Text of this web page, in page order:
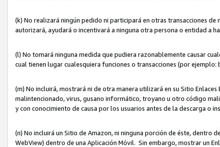
(k) No realizará ningún pedido ni participará en otras transacciones
autorizará, ayudará o incentivará a ninguna otra persona o entidad a
(l) No tomará ninguna medida que pudiera razonablemente causar
cual tienen lugar cualesquiera funciones o transacciones (por
(m) No incluirá, mostrará ni de otra manera utilizará en su Sitio
malintencionado, virus, gusano informático, troyano u otro código
y con conocimiento de causa por los usuarios antes de la descarga
(n) No incluirá un Sitio de Amazon, ni ninguna porción de éste,
WebView) dentro de una Aplicación Móvil. Sin embargo, mostrar un